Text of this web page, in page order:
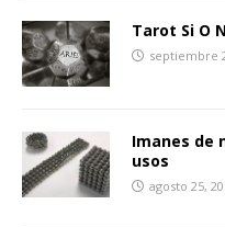
Tarot Si O
septiembre
Imanes de
usos
agosto 25,